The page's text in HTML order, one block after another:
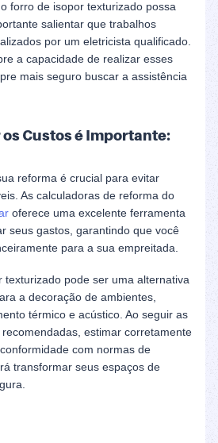
forro de isopor texturizado possa
salientar que trabalhos
por um eletricista qualificado.
a capacidade de realizar esses
mais seguro buscar a assistência
Custos é Importante:
reforma é crucial para evitar
As calculadoras de reforma do
oferece uma excelente ferramenta
seus gastos, garantindo que você
para a sua empreitada.
texturizado pode ser uma alternativa
a decoração de ambientes,
térmico e acústico. Ao seguir as
estimar corretamente
com normas de
transformar seus espaços de